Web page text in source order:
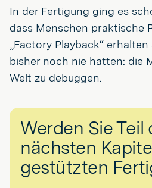
In der Fertigung ging es
dass Menschen praktische
„Factory Playback“
bisher noch nie hatten: die
Welt zu debuggen.
Werden Sie Teil
nächsten
gestützten